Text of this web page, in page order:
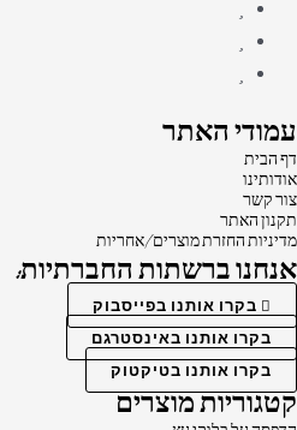
עמודי האתר
דף הבית
אודותינו
צור קשר
תקנון האתר
מדיניות החזרת מוצרים/אחריות
אנחנו ברשתות החברתיות:
בקרו אותנו בפייסבוק
בקרו אותנו באינסטרגם
בקרו אותנו בטיקטוק
קטגוריות מוצרים